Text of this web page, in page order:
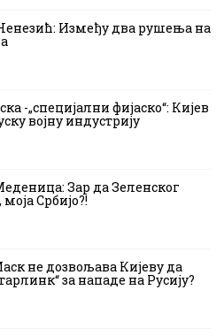
Између два рушења на
-„специјални фијаско“: Кијев
војну индустрију
Зар да Зеленског
Србијо?!
не дозвољава Кијеву да
за нападе на Русију?